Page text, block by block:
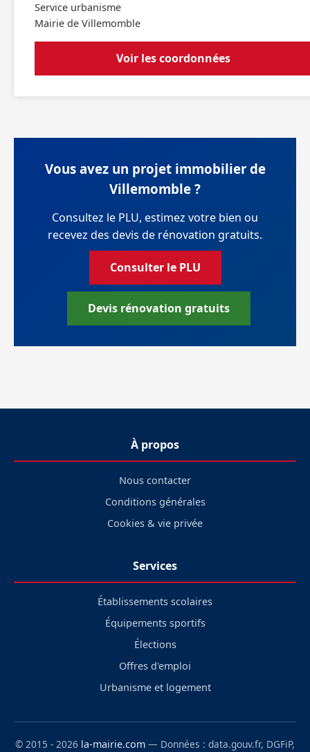
Service urbanisme
Mairie de Villemomble
Voir les coordonnées
Vous avez un projet immobilier de
Villemomble ?
Consultez le PLU, estimez votre bien ou
recevez des devis de rénovation gratuits.
Consulter le PLU
Devis rénovation gratuits
À propos
Nous contacter
Conditions générales
Cookies & vie privée
Services
Établissements scolaires
Équipements sportifs
Élections
Offres d'emploi
Urbanisme et logement
© 2015 - 2026 la-mairie.com — Données : data.gouv.fr, DGFiP,